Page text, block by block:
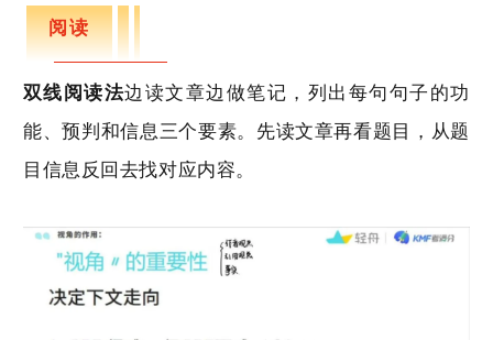
阅读
双线阅读法边读文章边做笔记，列出每句句子的功
能、预判和信息三个要素。先读文章再看题目，从题
目信息反回去找对应内容。